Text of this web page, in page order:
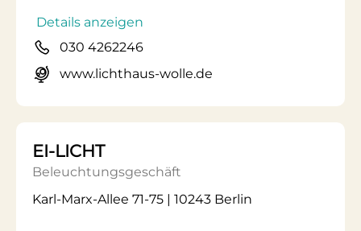
Details anzeigen
030 4262246
www.lichthaus-wolle.de
EI-LICHT
Beleuchtungsgeschäft
Karl-Marx-Allee 71-75 | 10243 Berlin